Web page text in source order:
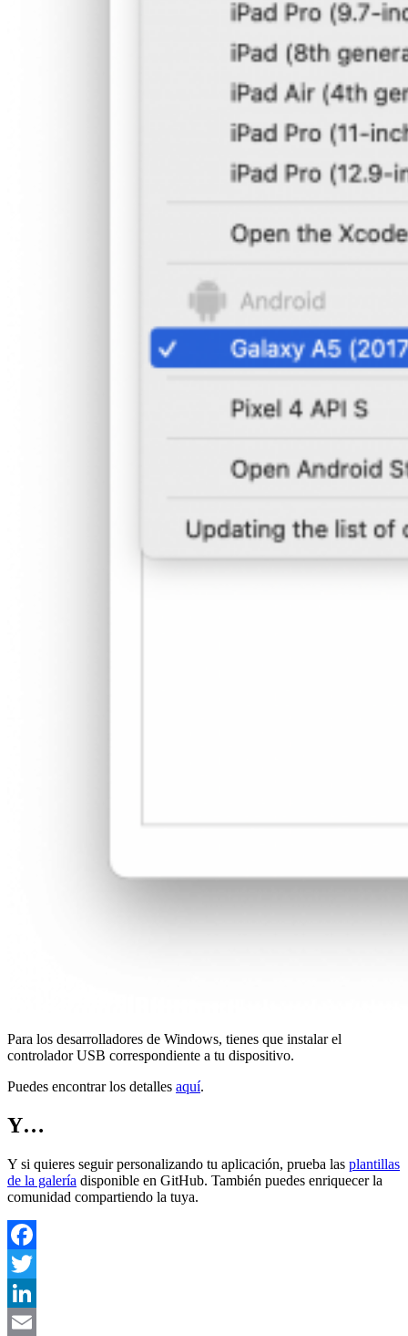
Para los desarrolladores de Windows, tienes que instalar el
controlador USB correspondiente a tu dispositivo.
Puedes encontrar los detalles aquí.
Y…
Y si quieres seguir personalizando tu aplicación, prueba las plantillas
de la galería disponible en GitHub. También puedes enriquecer la
comunidad compartiendo la tuya.
Facebook
Twitter
LinkedIn